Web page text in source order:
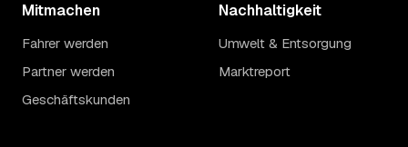
Mitmachen
Fahrer werden
Partner werden
Geschäftskunden
Nachhaltigkeit
Umwelt & Entsorgung
Marktreport